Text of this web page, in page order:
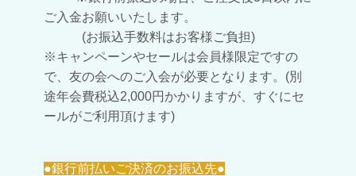
ご入金お願いいたします。
(お振込手数料はお客様ご負担)
※キャンペーンやセールは会員様限定ですの
で、友の会へのご入会が必要となります。 (別
途年会費税込2,000円かかりますが、すぐにセ
ールがご利用頂けます)
●銀行前払いご決済のお振込先●